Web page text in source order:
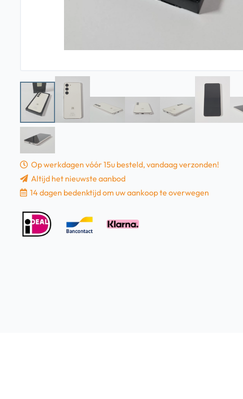
Op werkdagen vóór 15u besteld, vandaag verzonden!
Altijd het nieuwste aanbod
14 dagen bedenktijd om uw aankoop te overwegen